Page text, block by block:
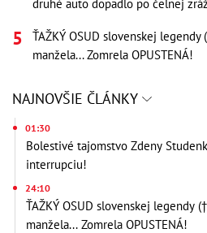
druhé auto dopadlo po čelnej
ŤAŽKÝ OSUD slovenskej
manžela... Zomrela OPUSTENÁ!
NAJNOVŠIE ČLÁNKY
01:30
Bolestivé tajomstvo Zdeny
interrupciu!
24:10
ŤAŽKÝ OSUD slovenskej legendy
manžela... Zomrela OPUSTENÁ!